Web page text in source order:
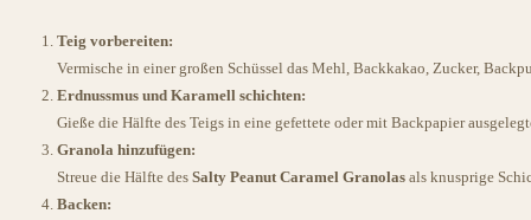
Teig vorbereiten:
Vermische in einer großen Schüssel das Mehl, Backkakao, Zucker,
Erdnussmus und Karamell schichten:
Gieße die Hälfte des Teigs in eine gefettete oder mit Backpapier
Granola hinzufügen:
Streue die Hälfte des Salty Peanut Caramel Granolas als knusprige
Backen: